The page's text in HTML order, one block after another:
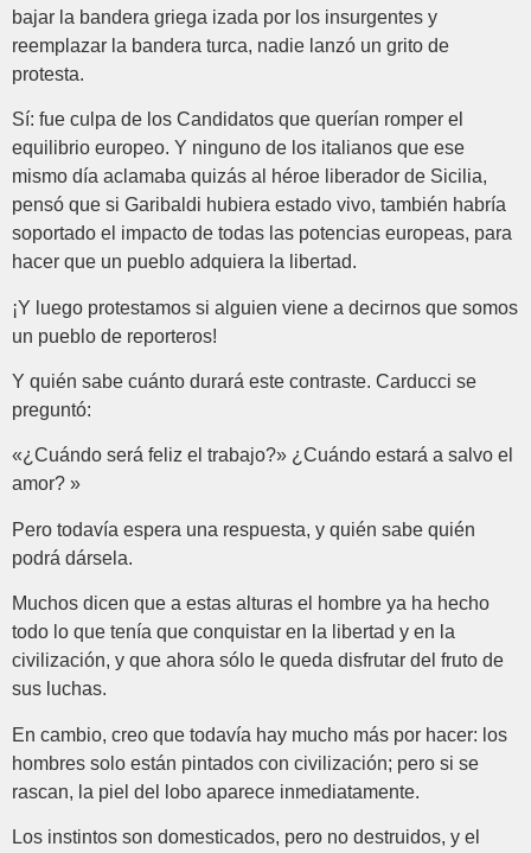
bajar la bandera griega izada por los insurgentes y
reemplazar la bandera turca, nadie lanzó un grito de
protesta.
Sí: fue culpa de los Candidatos que querían romper el
equilibrio europeo. Y ninguno de los italianos que ese
mismo día aclamaba quizás al héroe liberador de Sicilia,
pensó que si Garibaldi hubiera estado vivo, también habría
soportado el impacto de todas las potencias europeas, para
hacer que un pueblo adquiera la libertad.
¡Y luego protestamos si alguien viene a decirnos que somos
un pueblo de reporteros!
Y quién sabe cuánto durará este contraste. Carducci se
preguntó:
«¿Cuándo será feliz el trabajo?» ¿Cuándo estará a salvo el
amor? »
Pero todavía espera una respuesta, y quién sabe quién
podrá dársela.
Muchos dicen que a estas alturas el hombre ya ha hecho
todo lo que tenía que conquistar en la libertad y en la
civilización, y que ahora sólo le queda disfrutar del fruto de
sus luchas.
En cambio, creo que todavía hay mucho más por hacer: los
hombres solo están pintados con civilización; pero si se
rascan, la piel del lobo aparece inmediatamente.
Los instintos son domesticados, pero no destruidos, y el